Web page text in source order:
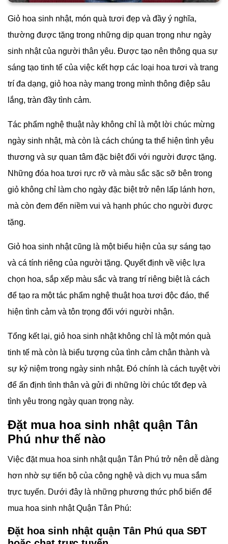
thường được tặng trong những dịp quan trọng như ngày
sinh nhật của người thân yêu. Được tạo nên thông qua sự
sáng tạo tinh tế của việc kết hợp các loại hoa tươi và trang
trí đa dạng, giỏ hoa này mang trong mình thông điệp sâu
lắng, tràn đầy tình cảm.
Tác phẩm nghệ thuật này không chỉ là một lời chúc mừng
ngày sinh nhật, mà còn là cách chúng ta thể hiện tình yêu
thương và sự quan tâm đặc biệt đối với người được tặng.
Những đóa hoa tươi rực rỡ và màu sắc sặc sỡ bên trong
giỏ không chỉ làm cho ngày đặc biệt trở nên lấp lánh hơn,
mà còn đem đến niềm vui và hạnh phúc cho người được
tặng.
Giỏ hoa sinh nhật cũng là một biểu hiện của sự sáng tạo
và cá tính riêng của người tặng. Quyết định về việc lựa
chọn hoa, sắp xếp màu sắc và trang trí riêng biệt là cách
để tạo ra một tác phẩm nghệ thuật hoa tươi độc đáo, thể